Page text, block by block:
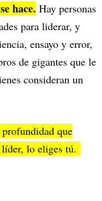
hace. Hay personas
para liderar, y
ensayo y error,
de gigantes que le
consideran un
que
lo eliges tú.